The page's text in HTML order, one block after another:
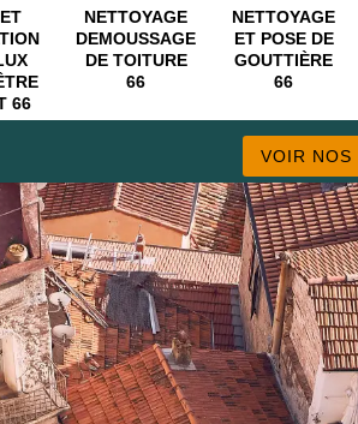
66
NETTOYAGE
DEMOUSSAGE
DE TOITURE
66
NETTOYAGE
ET POSE DE
GOUTTIÈRE
66
VOIR NOS